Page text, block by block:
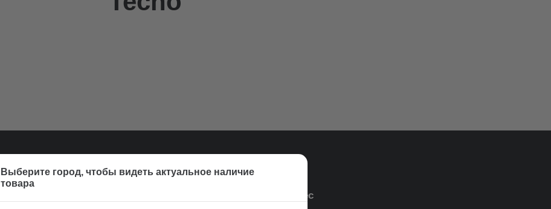
Адрес
Выберите город, чтобы видеть актуальное наличие
товара